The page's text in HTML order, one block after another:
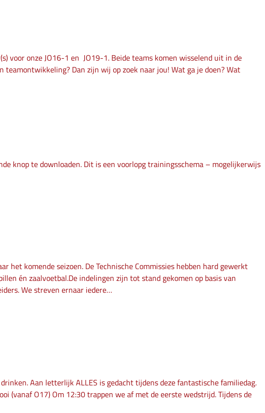
voor onze JO16-1 en JO19-1. Beide teams komen wisselend uit in de
Dan zijn wij op zoek naar jou! Wat ga je doen? Wat
knop te downloaden. Dit is een voorlopg trainingsschema – mogelijkerwijs
komende seizoen. De Technische Commissies hebben hard gewerkt
én zaalvoetbal.De indelingen zijn tot stand gekomen op basis van
We streven ernaar iedere…
Aan letterlijk ALLES is gedacht tijdens deze fantastische familiedag.
(vanaf O17) Om 12:30 trappen we af met de eerste wedstrijd. Tijdens de